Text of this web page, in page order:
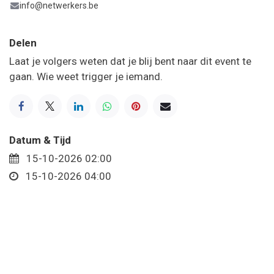
info@netwerkers.be
Delen
Laat je volgers weten dat je blij bent naar dit event te
gaan. Wie weet trigger je iemand.
Datum & Tijd
15-10-2026 02:00
15-10-2026 04:00